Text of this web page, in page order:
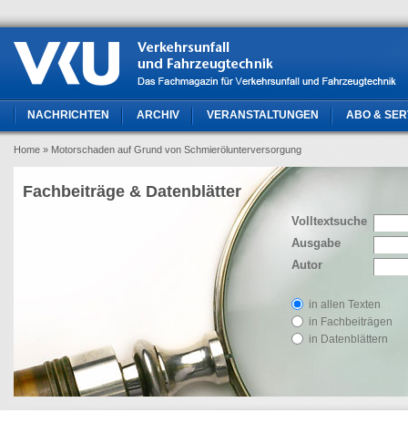
NACHRICHTEN ARCHIV VERANSTALTUNGEN ABO &
Home » Motorschaden auf Grund von Schmierölunterversorgung
Volltextsuche
Ausgabe
Autor
in allen Texten
in Fachbeiträgen
in Datenblättern
Fachbeiträge & Datenblätter